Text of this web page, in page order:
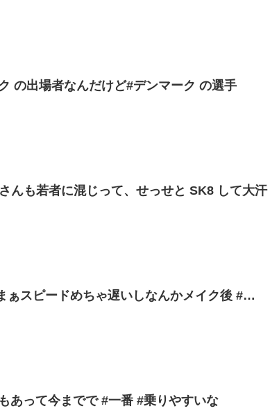
の出場者なんだけど#デンマーク の選手
んも若者に混じって、せっせと SK8 して大汗
ぁスピードめちゃ遅いしなんかメイク後 #…
あって今までで #一番 #乗りやすいな